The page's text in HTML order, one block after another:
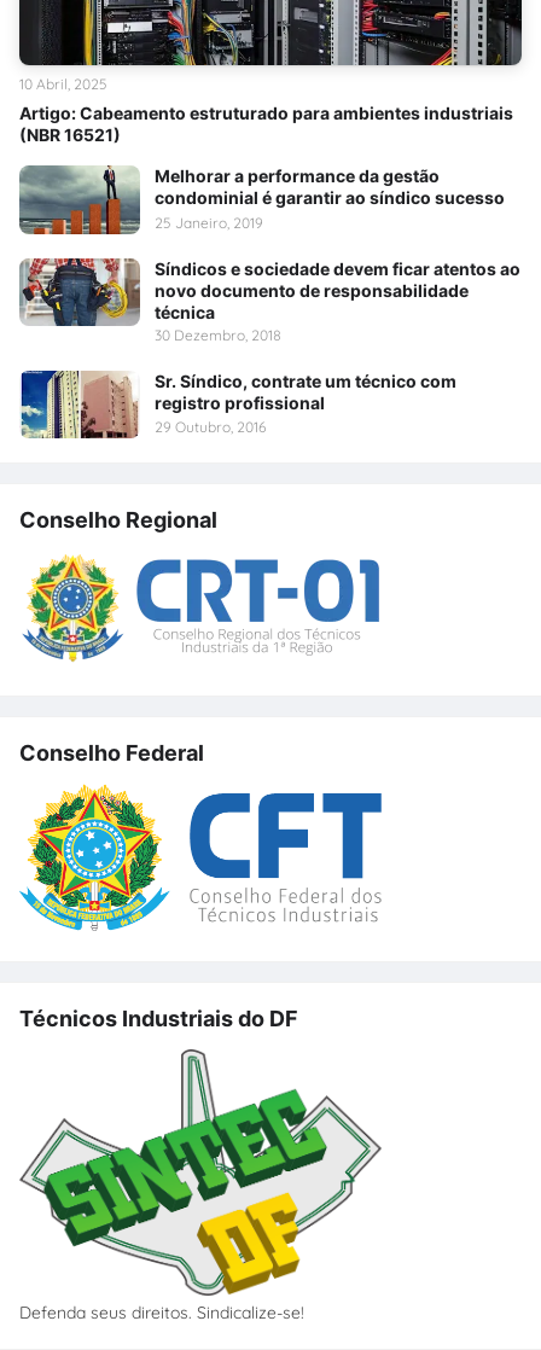
Artigo: Cabeamento estruturado para ambientes industriais
(NBR 16521)
10 Abril, 2025
Melhorar a performance da gestão
condominial é garantir ao síndico sucesso
25 Janeiro, 2019
Síndicos e sociedade devem ficar atentos ao
novo documento de responsabilidade
técnica
30 Dezembro, 2018
Sr. Síndico, contrate um técnico com
registro profissional
29 Outubro, 2016
Conselho Regional
Conselho Federal
Técnicos Industriais do DF
Defenda seus direitos. Sindicalize-se!